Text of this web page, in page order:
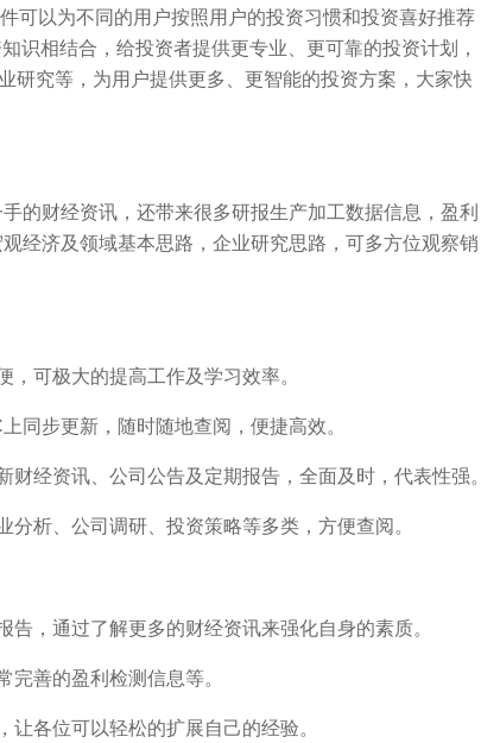
可以为不同的用户按照用户的投资习惯和投资喜好推荐
识相结合，给投资者提供更专业、更可靠的投资计划，
研究等，为用户提供更多、更智能的投资方案，大家快
的财经资讯，还带来很多研报生产加工数据信息，盈利
经济及领域基本思路，企业研究思路，可多方位观察销
可极大的提高工作及学习效率。
同步更新，随时随地查阅，便捷高效。
经资讯、公司公告及定期报告，全面及时，代表性强。
析、公司调研、投资策略等多类，方便查阅。
，通过了解更多的财经资讯来强化自身的素质。
善的盈利检测信息等。
各位可以轻松的扩展自己的经验。